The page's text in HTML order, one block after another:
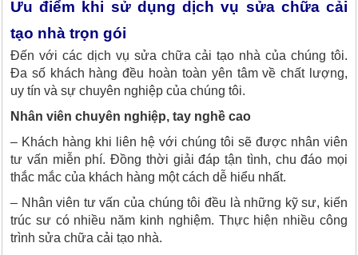
Ưu điểm khi sử dụng dịch vụ sửa chữa cải
tạo nhà trọn gói
Đến với các dịch vụ sửa chữa cải tạo nhà của chúng tôi.
Đa số khách hàng đều hoàn toàn yên tâm về chất lượng,
uy tín và sự chuyên nghiệp của chúng tôi.
Nhân viên chuyên nghiệp, tay nghề cao
– Khách hàng khi liên hệ với chúng tôi sẽ được nhân viên
tư vấn miễn phí. Đồng thời giải đáp tận tình, chu đáo mọi
thắc mắc của khách hàng một cách dễ hiểu nhất.
– Nhân viên tư vấn của chúng tôi đều là những kỹ sư, kiến
trúc sư có nhiều năm kinh nghiệm. Thực hiện nhiều công
trình sửa chữa cải tạo nhà.